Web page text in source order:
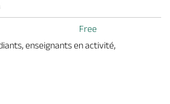
Free
enseignants en activité,